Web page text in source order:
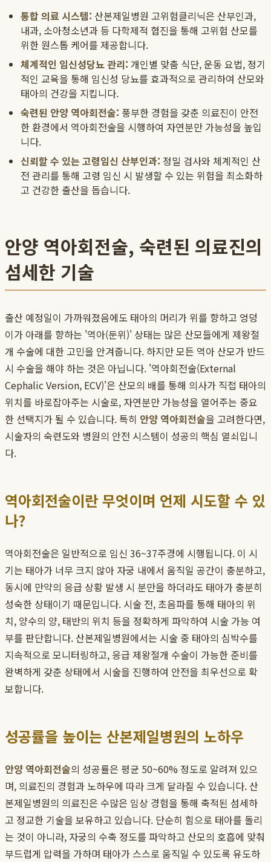
통합 의료 시스템: 산본제일병원 고위험클리닉은 산부인과,
내과, 소아청소년과 등 다학제적 협진을 통해 고위험 산모를
위한 원스톱 케어를 제공합니다.
체계적인 임신성당뇨 관리: 개인별 맞춤 식단, 운동 요법, 정기
적인 교육을 통해 임신성 당뇨를 효과적으로 관리하여 산모와
태아의 건강을 지킵니다.
숙련된 안양 역아회전술: 풍부한 경험을 갖춘 의료진이 안전
한 환경에서 역아회전술을 시행하여 자연분만 가능성을 높입
니다.
신뢰할 수 있는 고령임신 산부인과: 정밀 검사와 체계적인 산
전 관리를 통해 고령 임신 시 발생할 수 있는 위험을 최소화하
고 건강한 출산을 돕습니다.
안양 역아회전술, 숙련된 의료진의
섬세한 기술
출산 예정일이 가까워졌음에도 태아의 머리가 위를 향하고 엉덩
이가 아래를 향하는 '역아(둔위)' 상태는 많은 산모들에게 제왕절
개 수술에 대한 고민을 안겨줍니다. 하지만 모든 역아 산모가 반드
시 수술을 해야 하는 것은 아닙니다. '역아회전술(External
Cephalic Version, ECV)'은 산모의 배를 통해 의사가 직접 태아의
위치를 바로잡아주는 시술로, 자연분만 가능성을 열어주는 중요
한 선택지가 될 수 있습니다. 특히 안양 역아회전술을 고려한다면,
시술자의 숙련도와 병원의 안전 시스템이 성공의 핵심 열쇠입니
다.
역아회전술이란 무엇이며 언제 시도할 수 있
나?
역아회전술은 일반적으로 임신 36~37주경에 시행됩니다. 이 시
기는 태아가 너무 크지 않아 자궁 내에서 움직일 공간이 충분하고,
동시에 만약의 응급 상황 발생 시 분만을 하더라도 태아가 충분히
성숙한 상태이기 때문입니다. 시술 전, 초음파를 통해 태아의 위
치, 양수의 양, 태반의 위치 등을 정확하게 파악하여 시술 가능 여
부를 판단합니다. 산본제일병원에서는 시술 중 태아의 심박수를
지속적으로 모니터링하고, 응급 제왕절개 수술이 가능한 준비를
완벽하게 갖춘 상태에서 시술을 진행하여 안전을 최우선으로 확
보합니다.
성공률을 높이는 산본제일병원의 노하우
안양 역아회전술의 성공률은 평균 50~60% 정도로 알려져 있으
며, 의료진의 경험과 노하우에 따라 크게 달라질 수 있습니다. 산
본제일병원의 의료진은 수많은 임상 경험을 통해 축적된 섬세하
고 정교한 기술을 보유하고 있습니다. 단순히 힘으로 태아를 돌리
는 것이 아니라, 자궁의 수축 정도를 파악하고 산모의 호흡에 맞춰
부드럽게 압력을 가하며 태아가 스스로 움직일 수 있도록 유도하